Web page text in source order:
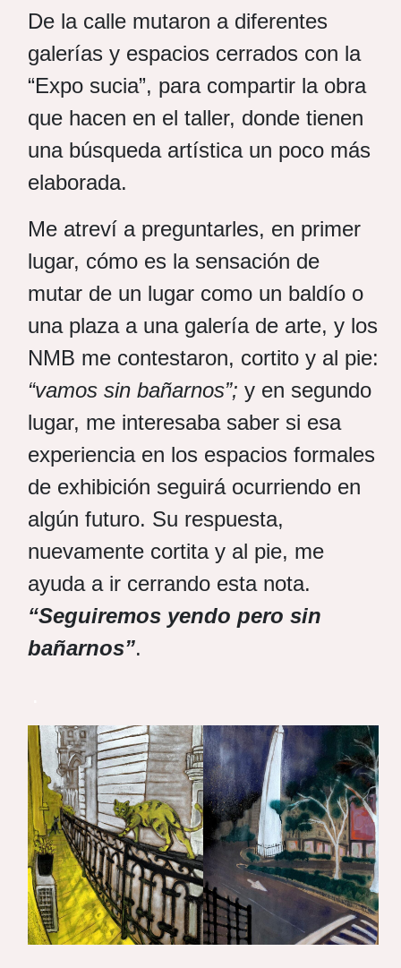
De la calle mutaron a diferentes
galerías y espacios cerrados con la
“Expo sucia”, para compartir la obra
que hacen en el taller, donde tienen
una búsqueda artística un poco más
elaborada.
Me atreví a preguntarles, en primer
lugar, cómo es la sensación de
mutar de un lugar como un baldío o
una plaza a una galería de arte, y los
NMB me contestaron, cortito y al pie:
“vamos sin bañarnos”; y en segundo
lugar, me interesaba saber si esa
experiencia en los espacios formales
de exhibición seguirá ocurriendo en
algún futuro. Su respuesta,
nuevamente cortita y al pie, me
ayuda a ir cerrando esta nota.
“Seguiremos yendo pero sin
bañarnos”.